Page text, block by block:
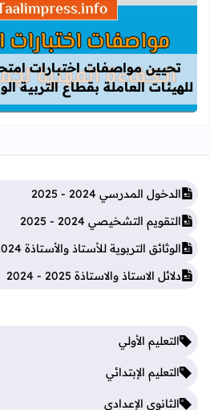
تحيين مواصفات اختبارات
للهيئات العاملة بقطاع التربية
الدخول المدرسي 2024 - 2025
التقويم التشخيصي 2024 - 2025
الوثائق التربوية للأستاذ والأستاذة 2024 - 2025
دلائل الاستاذ والاستاذة 2025 - 2024
التعليم الأولي
التعليم الإبتدائي
الثانوي الإعدادي